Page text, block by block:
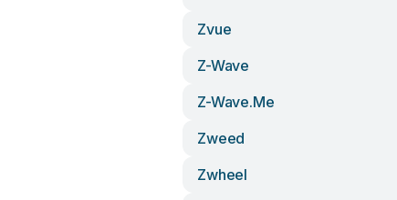
Zvue
Z-Wave
Z-Wave.me
Zweed
Zwheel